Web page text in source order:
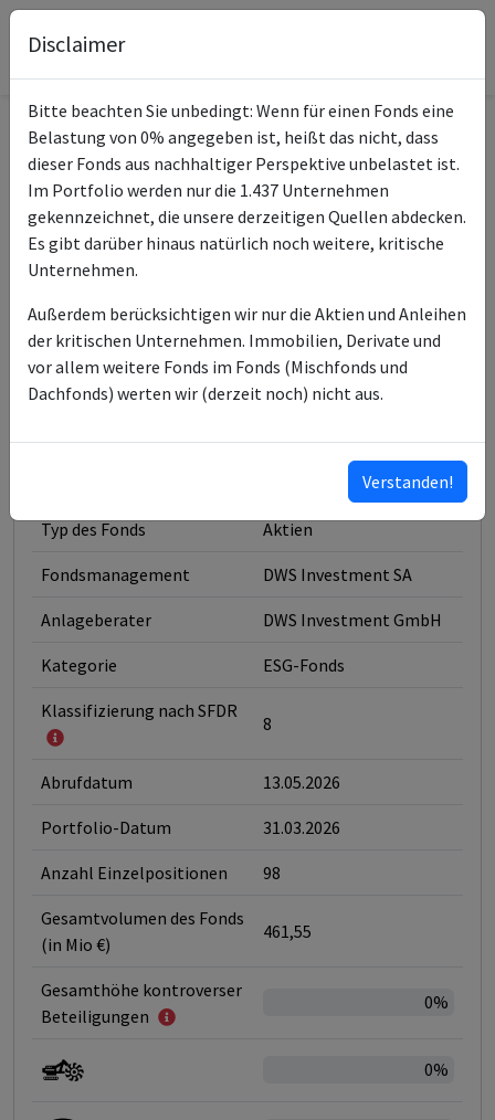
Informationen zum Fonds
Name
DWS Invest Global Real
Estate Sec USD LC
ISIN des Fonds
ISINs weiterer
Anteilsklassen
LU1212621004
LU1316036224
LU1316036653
LU1663931753
ISINs ausklappen
Typ des Fonds Aktien
Fondsmanagement DWS Investment SA
Anlageberater DWS Investment GmbH
Kategorie ESG-Fonds
Klassifizierung nach SFDR
8
Abrufdatum 13.05.2026
Portfolio-Datum 31.03.2026
Anzahl Einzelpositionen 98
Gesamtvolumen des Fonds
(in Mio €)
461,55
Gesamthöhe kontroverser
Beteiligungen
0%
0%
Disclaimer
Bitte beachten Sie unbedingt: Wenn für einen Fonds eine
Belastung von 0% angegeben ist, heißt das nicht, dass
dieser Fonds aus nachhaltiger Perspektive unbelastet ist.
Im Portfolio werden nur die 1.437 Unternehmen
gekennzeichnet, die unsere derzeitigen Quellen abdecken.
Es gibt darüber hinaus natürlich noch weitere, kritische
Unternehmen.
Außerdem berücksichtigen wir nur die Aktien und Anleihen
der kritischen Unternehmen. Immobilien, Derivate und
vor allem weitere Fonds im Fonds (Mischfonds und
Dachfonds) werten wir (derzeit noch) nicht aus.
Verstanden!